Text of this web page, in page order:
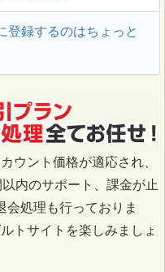
登録するのはちょっと
ウント価格が適応され、
内のサポート、課金が止
会処理も行っておりま
トサイトを楽しみましょ